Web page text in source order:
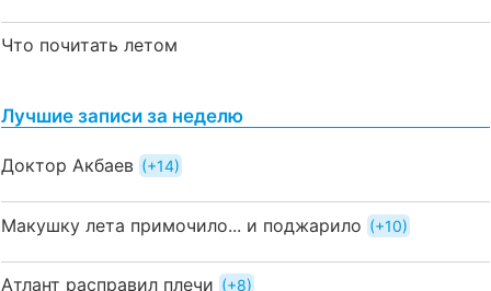
Что почитать летом
Лучшие записи за неделю
Доктор Акбаев +14
Макушку лета примочило... и поджарило +10
Атлант расправил плечи +8